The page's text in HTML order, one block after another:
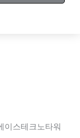
이스테크노타워